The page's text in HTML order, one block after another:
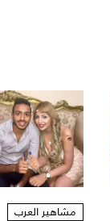
مشاهير العرب